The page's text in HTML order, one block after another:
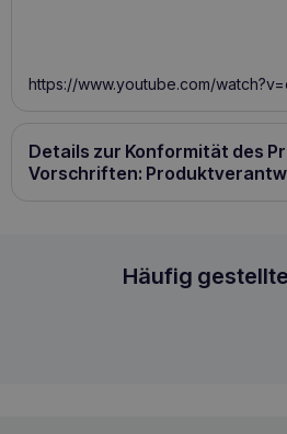
https://www.youtube.com/
Details zur Konformität des
Vorschriften:
INABA CAT Dashi
Häufig